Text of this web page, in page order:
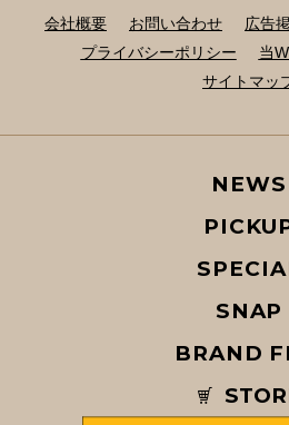
会社概要 お問い合わせ 広告
プライバシーポリシー
当
サイトマッ
NEWS
SNAP
BRAND